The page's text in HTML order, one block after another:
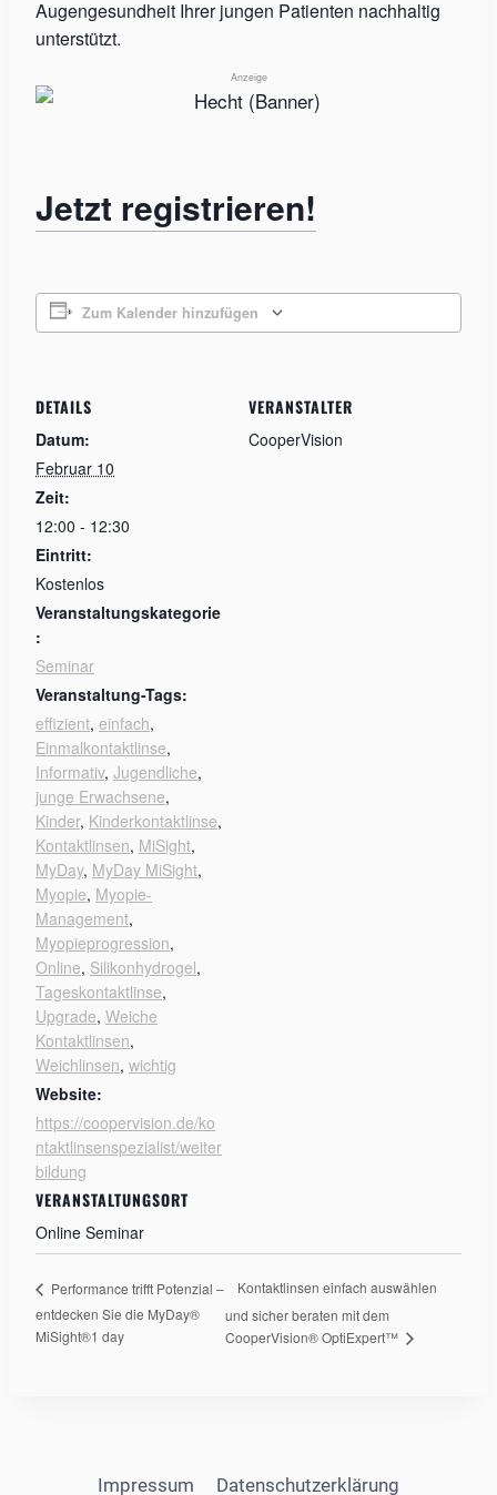
Augengesundheit Ihrer jungen Patienten nachhaltig
unterstützt.
Anzeige
Jetzt registrieren!
Zum Kalender hinzufügen
DETAILS
Datum:
Februar 10
Zeit:
12:00 - 12:30
Eintritt:
Kostenlos
Veranstaltungskategorie
:
Seminar
Veranstaltung-Tags:
effizient, einfach,
Einmalkontaktlinse,
Informativ, Jugendliche,
junge Erwachsene,
Kinder, Kinderkontaktlinse,
Kontaktlinsen, MiSight,
MyDay, MyDay MiSight,
Myopie, Myopie-
Management,
Myopieprogression,
Online, Silikonhydrogel,
Tageskontaktlinse,
Upgrade, Weiche
Kontaktlinsen,
Weichlinsen, wichtig
Website:
https://coopervision.de/ko
ntaktlinsenspezialist/weiter
bildung
VERANSTALTUNGSORT
Online Seminar
VERANSTALTER
CooperVision
Performance trifft Potenzial –
entdecken Sie die MyDay®
MiSight®1 day
Kontaktlinsen einfach auswählen
und sicher beraten mit dem
CooperVision® OptiExpert™
Impressum Datenschutzerklärung